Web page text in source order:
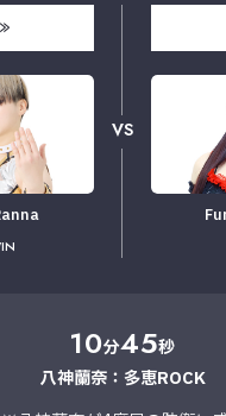
VS
10分45秒
八神蘭奈：多恵ROCK